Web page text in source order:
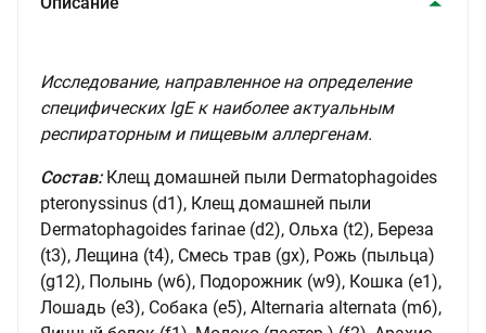
Исследование, направленное на определение
специфических IgE к наиболее актуальным
респираторным и пищевым аллергенам.
Состав: Клещ домашней пыли Dermatophagoides
pteronyssinus (d1), Клещ домашней пыли
Dermatophagoides farinae (d2), Ольха (t2), Береза
(t3), Лещина (t4), Смесь трав (gx), Рожь (пыльца)
(g12), Полынь (w6), Подорожник (w9), Кошка (e1),
Лошадь (e3), Собака (e5), Alternaria alternata (m6),